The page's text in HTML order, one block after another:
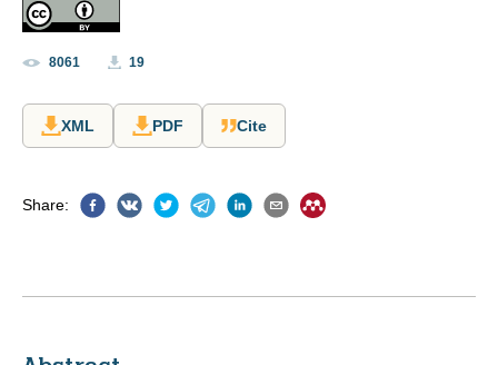
8061 19
XML PDF Cite
Share: